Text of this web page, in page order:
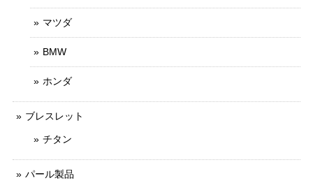
マツダ
BMW
ホンダ
ブレスレット
チタン
パール製品